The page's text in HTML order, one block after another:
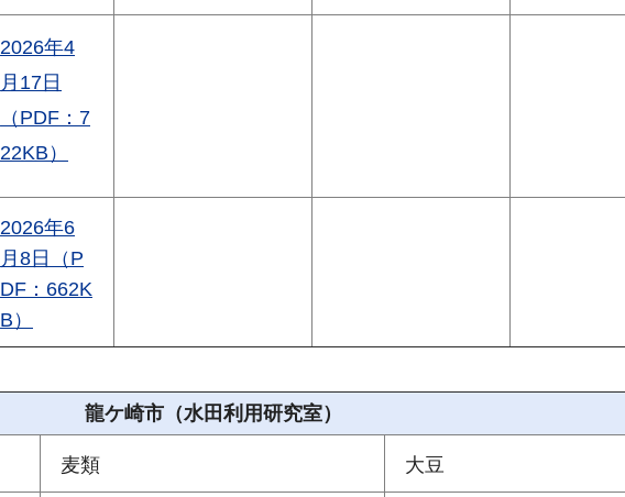
2026年4
月17日
（PDF：7
22KB）
2026年6
月8日（P
DF：662K
B）
龍ケ崎市（水田利用研究室）
麦類 大豆